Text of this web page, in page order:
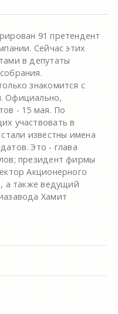
91 претендент
Сейчас этих
в депутаты
знакомится с
Официально,
- 15 мая. По
участвовать в
известны имена
Это - глава
президент фирмы
Акционерного
а также ведущий
Хамит